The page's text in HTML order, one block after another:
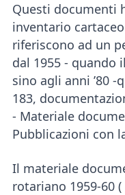
Questi documenti
inventario
riferiscono ad un
dal 1955 - quando
sino agli anni ’80
183,
- Materiale
Pubblicazioni con
Il materiale
rotariano 1959-60